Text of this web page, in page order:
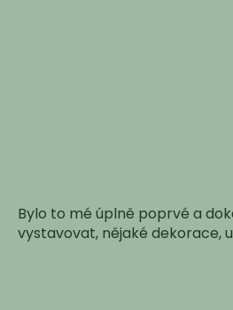
Bylo to mé úplně poprvé a
vystavovat, nějaké dekorace,